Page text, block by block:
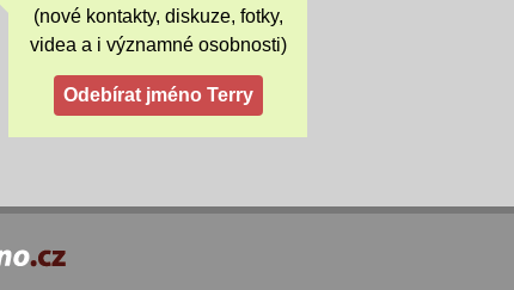
(nové kontakty, diskuze, fotky,
videa a i významné osobnosti)